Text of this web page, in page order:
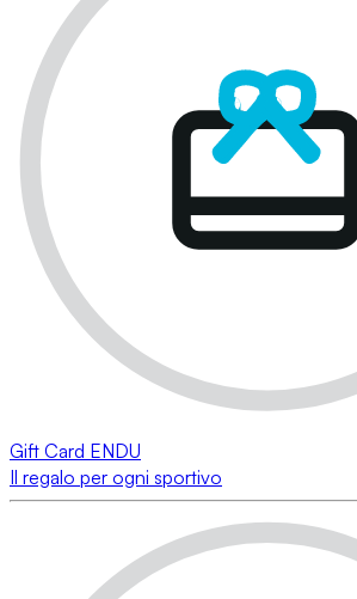
Gift Card ENDU
Il regalo per ogni sportivo